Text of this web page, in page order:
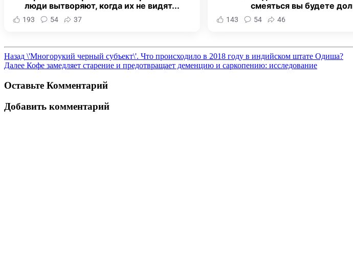
люди вытворяют, когда их не видят...
193 54 37
смеяться вы будете
143 54 46
Назад \'Многорукий черный субъект\'. Что происходило в 2018 году в индийском штате Одиша?
Далее Кофе замедляет старение и предотвращает деменцию и саркопению: исследование
Оставьте Комментарий
Добавить комментарий